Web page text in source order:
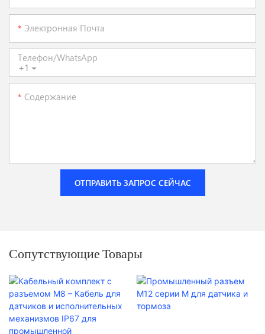
Электронная Почта
+1
Телефон/WhatsApp
Содержание
ОТПРАВИТЬ ЗАПРОС СЕЙЧАС
Сопутствующие Товары